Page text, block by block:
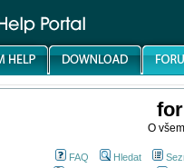
O
FAQ Hledat